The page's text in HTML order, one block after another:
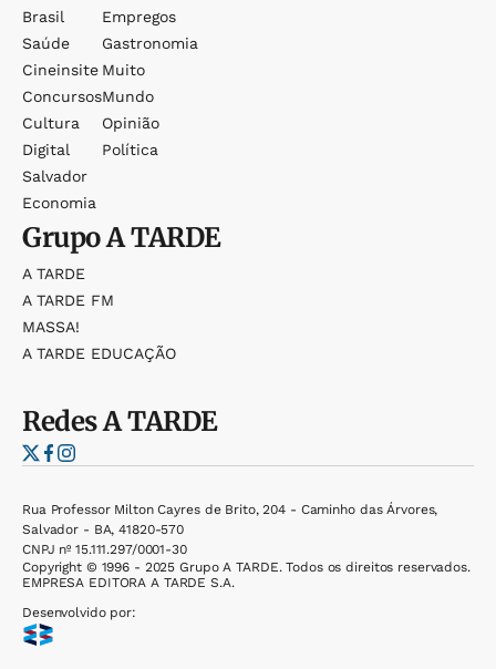
Brasil
Saúde
Cineinsite
Concursos
Cultura
Digital
Salvador
Economia
Empregos
Gastronomia
Muito
Mundo
Opinião
Política
GrupoA TARDE
A TARDE
A TARDE FM
MASSA!
A TARDE EDUCAÇÃO
RedesA TARDE
Rua Professor Milton Cayres de Brito, 204 - Caminho das Árvores,
Salvador - BA, 41820-570
CNPJ nº 15.111.297/0001-30
Copyright © 1996 - 2025 Grupo A TARDE. Todos os direitos reservados.
EMPRESA EDITORA A TARDE S.A.
Desenvolvido por: